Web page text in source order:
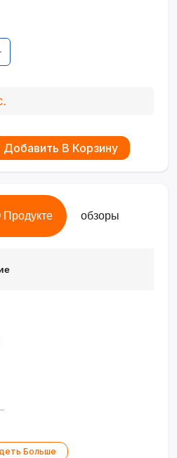
Добавить В Корзину
обзоры
Больше